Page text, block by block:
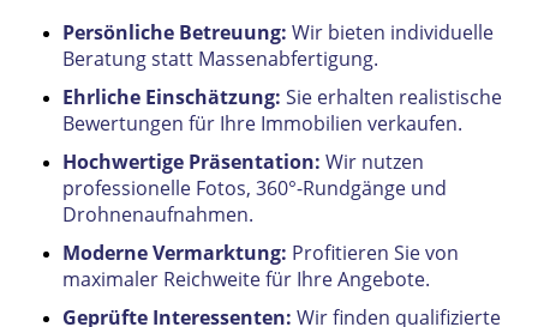
Persönliche Betreuung: Wir bieten individuelle
Beratung statt Massenabfertigung.
Ehrliche Einschätzung: Sie erhalten realistische
Bewertungen für Ihre Immobilien verkaufen.
Hochwertige Präsentation: Wir nutzen
professionelle Fotos, 360°-Rundgänge und
Drohnenaufnahmen.
Moderne Vermarktung: Profitieren Sie von
maximaler Reichweite für Ihre Angebote.
Geprüfte Interessenten:Wir finden qualifizierte